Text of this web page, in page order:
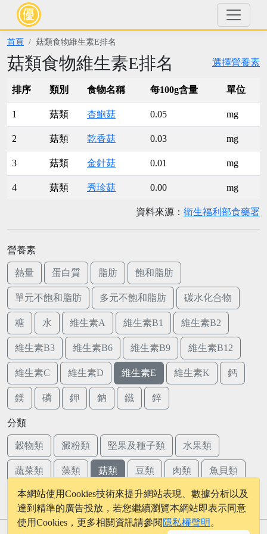
首頁 菇類食物維生素E排名
選擇營養素
菇類食物維生素E排名
排序 類別 食物名稱 每100g含量 單位
1 菇類 杏鮑菇 0.05 mg
2 菇類 乾香菇 0.03 mg
3 菇類 金針菇 0.01 mg
4 菇類 秀珍菇 0.00 mg
資料來源： 衛生福利部食藥署
營養素
熱量 蛋白質 脂肪 飽和脂肪
單元不飽和脂肪 多元不飽和脂肪 碳水化合物
糖 水 維生素A 維生素B1 維生素B2
維生素B3 維生素B6 維生素B9 維生素B12
維生素C 維生素D 維生素E 維生素K 鈣
鎂 磷 鉀 鈉 鐵 鋅
分類
穀物類 澱粉類 堅果及種子類 水果類
蔬菜類 藻類 菇類 豆類 肉類 魚貝類
蛋類 乳品類
本網站使用Cookies技術來提升網站表現、數據分析以及
達到精準的廣告投放，若您繼續瀏覽本網站即表示同意
使用Cookies，更多相關資訊請參閱 隱私權聲明 。